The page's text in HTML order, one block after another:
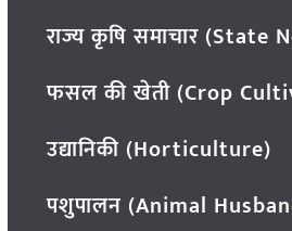
राज्य कृषि समाचार (State
फसल की खेती (Crop
उद्यानिकी (Horticulture)
पशुपालन (Animal